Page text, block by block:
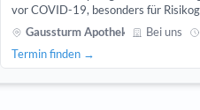
vor COVID-19, besonders für
mit viel Personenkontakt. In unserer
die aktuell empfohlenen Impfstoffe,
zirkulierenden Varianten.
Gaussturm Apotheke Bei uns
Termin finden →